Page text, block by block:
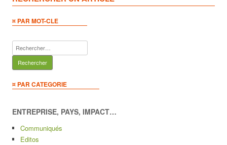
¤ PAR MOT-CLE
Rechercher :
¤ PAR CATEGORIE
ENTREPRISE, PAYS, IMPACT…
Communiqués
Editos